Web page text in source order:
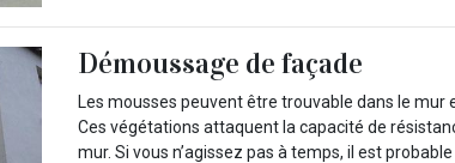
Démoussage de façade
Les mousses peuvent être trouvable dans le mur
Ces végétations attaquent la capacité de
mur. Si vous n’agissez pas à temps, il est